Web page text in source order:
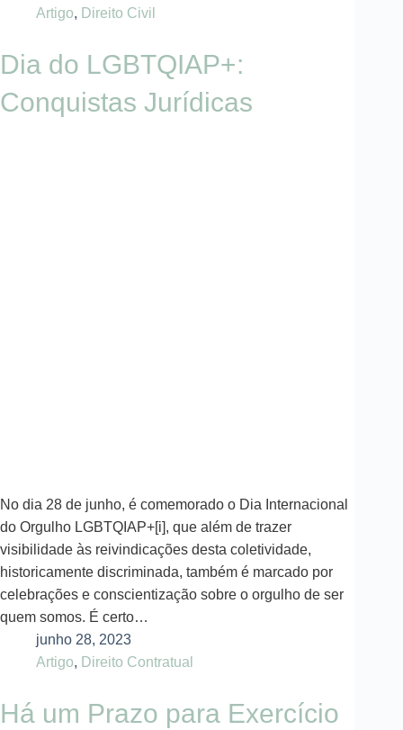
Artigo, Direito Civil
Dia do LGBTQIAP+:
Conquistas Jurídicas
No dia 28 de junho, é comemorado o Dia Internacional
do Orgulho LGBTQIAP+[i], que além de trazer
visibilidade às reivindicações desta coletividade,
historicamente discriminada, também é marcado por
celebrações e conscientização sobre o orgulho de ser
quem somos. É certo…
junho 28, 2023
Artigo, Direito Contratual
Há um Prazo para Exercício